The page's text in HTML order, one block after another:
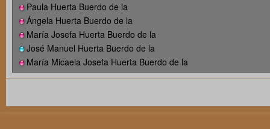
Paula Huerta Buerdo de la
Ángela Huerta Buerdo de la
María Josefa Huerta Buerdo de la
José Manuel Huerta Buerdo de la
María Micaela Josefa Huerta Buerdo de la